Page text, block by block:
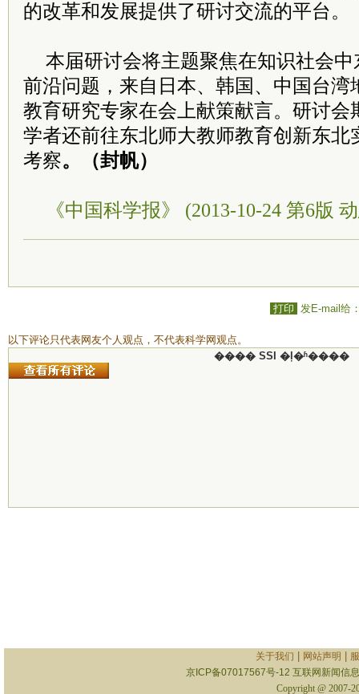
的改革和发展提供了研讨交流的平台。
本届研讨会将主题聚焦在知识社会
前沿问题，来自日本、韩国、中国台湾
教育研究专家在会上献策献言。研讨会
学者还前往东北师大教师教育创新东北
考察。（封帆）
《中国科学报》 (2013-10-24 第6版
打印 发E-mail给
以下评论只代表网友个人观点，不代表科学网观点。
���� SSI �ļ�ʱ����
关于我们 网站声明
京ICP备07017567号-12 互联网新闻信
Copyright @ 2007-